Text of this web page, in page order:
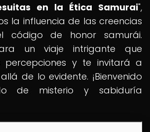
en la Ética Samurai",
la influencia de las creencias
código de honor samurái.
un viaje intrigante que
percepciones y te invitará a
de lo evidente. ¡Bienvenido
de misterio y sabiduría